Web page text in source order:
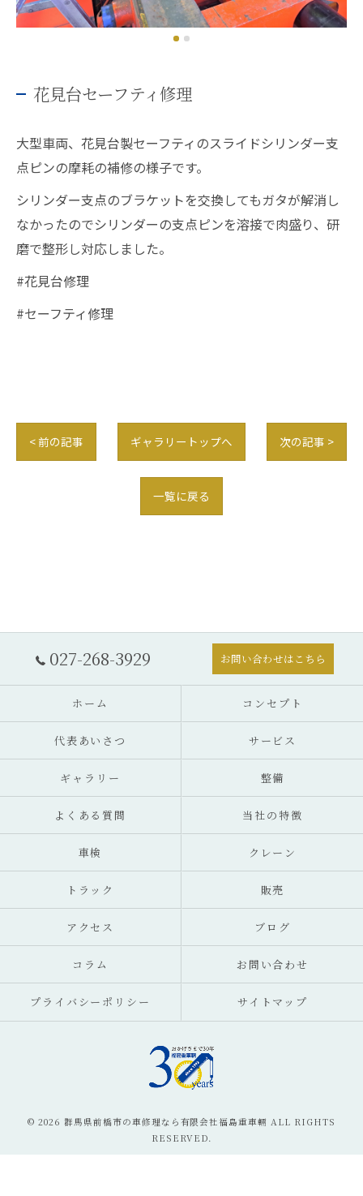
花見台セーフティ修理
大型車両、花見台製セーフティのスライドシリンダー支
点ピンの摩耗の補修の様子です。
シリンダー支点のブラケットを交換してもガタが解消し
なかったのでシリンダーの支点ピンを溶接で肉盛り、研
磨で整形し対応しました。
#花見台修理
#セーフティ修理
< 前の記事 ギャラリートップへ 次の記事 >
一覧に戻る
027-268-3929 お問い合わせはこちら
ホーム コンセプト
代表あいさつ サービス
ギャラリー 整備
よくある質問 当社の特徴
車検 クレーン
トラック 販売
アクセス ブログ
コラム お問い合わせ
プライバシーポリシー サイトマップ
© 2026 群馬県前橋市の車修理なら有限会社福島重車輛 ALL RIGHTS
RESERVED.